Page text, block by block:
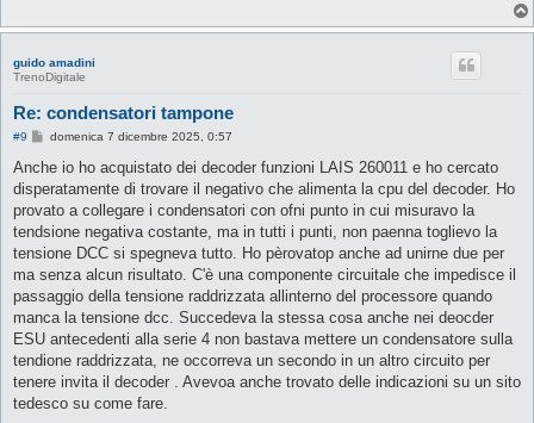
guido amadini
TrenoDigitale
Re: condensatori tampone
#9
M
s
a
g
i
o
domenica 7 dicembre 2025, 0:57
Anche io ho acquistato dei decoder funzioni LAIS 260011 e ho cercato
disperatamente di trovare il negativo che alimenta la cpu del decoder. Ho
provato a collegare i condensatori con ofni punto in cui misuravo la
tendsione negativa costante, ma in tutti i punti, non paenna toglievo la
tensione DCC si spegneva tutto. Ho pèrovatop anche ad unirne due per
ma senza alcun risultato. C'è una componente circuitale che impedisce il
passaggio della tensione raddrizzata allinterno del processore quando
manca la tensione dcc. Succedeva la stessa cosa anche nei deocder
ESU antecedenti alla serie 4 non bastava mettere un condensatore sulla
tendione raddrizzata, ne occorreva un secondo in un altro circuito per
tenere invita il decoder . Avevoa anche trovato delle indicazioni su un sito
tedesco su come fare.